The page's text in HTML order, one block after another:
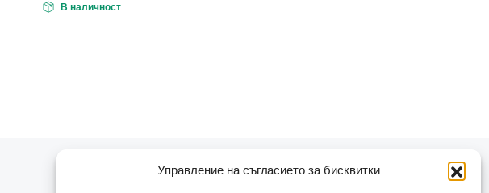
Управление на съгласието за бисквитки
В наличност